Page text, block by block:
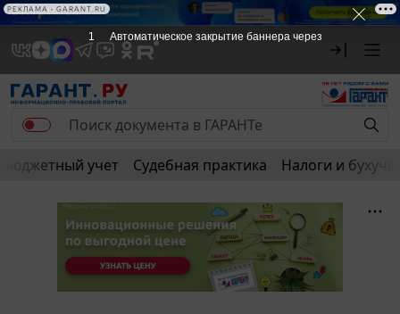
Бюджетный учет Судебная практика Налоги и
1 Автоматическое закрытие баннера через
РЕКЛАМА • GARANT.RU